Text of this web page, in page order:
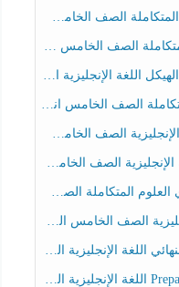
الخامس عام الفصل الثالث
انسبير الفصل الثالث
الخامس انسبير الفصل الثالث
الصف الخامس الفصل الثالث
الخامس عام الفصل الثالث
الصف الرابع الفصل الثالث